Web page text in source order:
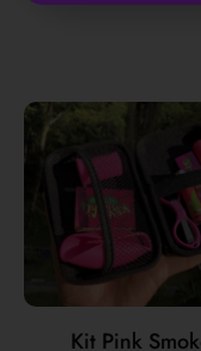
Kit Pink